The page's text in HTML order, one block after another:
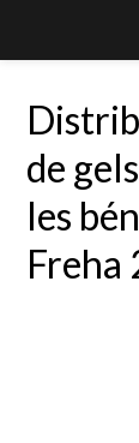
de
les
Freha